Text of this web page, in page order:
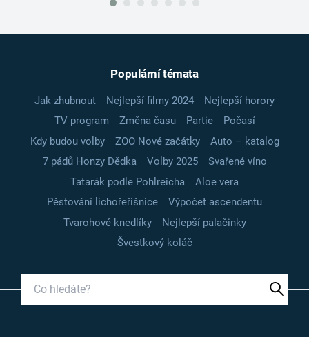
Populární témata
Jak zhubnout Nejlepší filmy 2024
Nejlepší horory
TV program
Změna času Partie
Počasí
Kdy budou volby
ZOO Nové začátky
Auto – katalog
7 pádů Honzy Dědka
Volby 2025
Svařené víno
Tatarák podle Pohlreicha
Aloe vera
Pěstování lichořeřišnice
Výpočet ascendentu
Tvarohové knedlíky
Nejlepší palačinky
Švestkový koláč